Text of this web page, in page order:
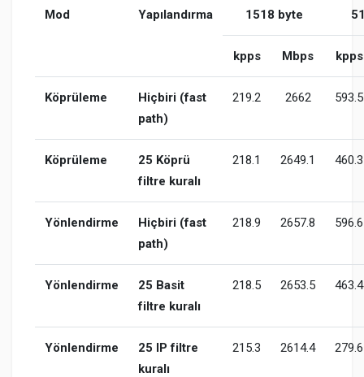
Mod Yapılandırma 1518 byte
kpps Mbps kpps
Köprüleme
Hiçbiri (fast
path)
219.2 2662 593.5
Köprüleme
25 Köprü
filtre kuralı
218.1 2649.1 460.3
Yönlendirme
Hiçbiri (fast
path)
218.9 2657.8 596.6
Yönlendirme
25 Basit
filtre kuralı
218.5 2653.5 463.4
Yönlendirme
25 IP filtre
kuralı
215.3 2614.4 279.6